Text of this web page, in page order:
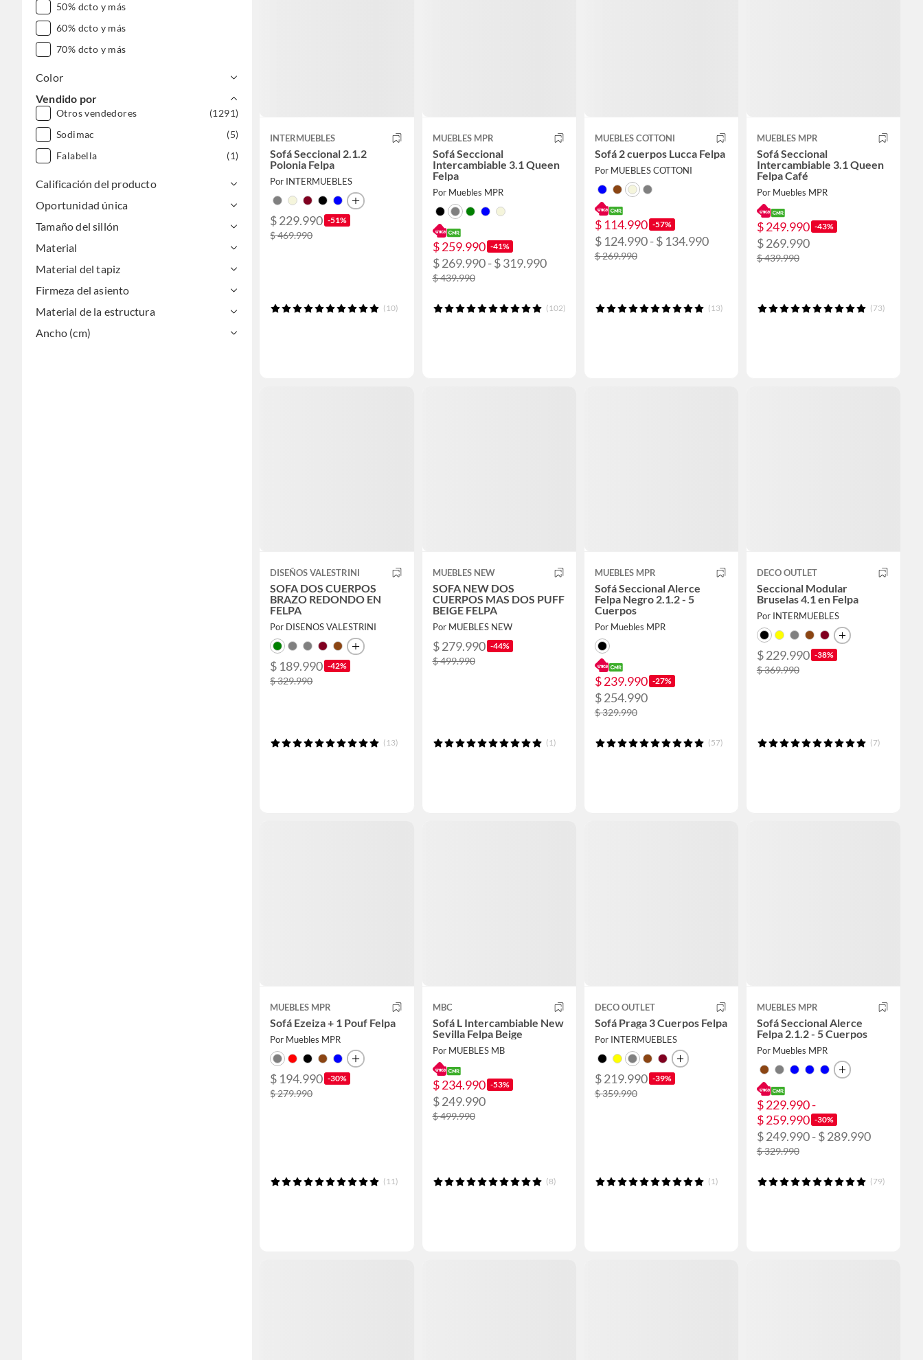
50% dcto y más
60% dcto y más
70% dcto y más
Color
Vendido por
Otros vendedores
(1291)
Sodimac
(5)
Falabella
(1)
Calificación del producto
Oportunidad única
Tamaño del sillón
Material
Material del tapiz
Firmeza del asiento
Material de la estructura
Ancho (cm)
INTERMUEBLES
Sofá Seccional 2.1.2
Polonia Felpa
Por INTERMUEBLES
$ 229.990 -51%
$ 469.990
(10)
MUEBLES MPR
Sofá Seccional
Intercambiable 3.1 Queen
Felpa
Por Muebles MPR
$ 259.990 -41%
$ 269.990 - $ 319.990
$ 439.990
(102)
MUEBLES COTTONI
Sofá 2 cuerpos Lucca Felpa
Por MUEBLES COTTONI
$ 114.990 -57%
$ 124.990 - $ 134.990
$ 269.990
(13)
MUEBLES MPR
Sofá Seccional
Intercambiable 3.1 Queen
Felpa Café
Por Muebles MPR
$ 249.990 -43%
$ 269.990
$ 439.990
(73)
DISEÑOS VALESTRINI
SOFA DOS CUERPOS
BRAZO REDONDO EN
FELPA
Por DISENOS VALESTRINI
$ 189.990 -42%
$ 329.990
(13)
MUEBLES NEW
SOFA NEW DOS
CUERPOS MAS DOS PUFF
BEIGE FELPA
Por MUEBLES NEW
$ 279.990 -44%
$ 499.990
(1)
MUEBLES MPR
Sofá Seccional Alerce
Felpa Negro 2.1.2 - 5
Cuerpos
Por Muebles MPR
$ 239.990 -27%
$ 254.990
$ 329.990
(57)
DECO OUTLET
Seccional Modular
Bruselas 4.1 en Felpa
Por INTERMUEBLES
$ 229.990 -38%
$ 369.990
(7)
MUEBLES MPR
Sofá Ezeiza + 1 Pouf Felpa
Por Muebles MPR
$ 194.990 -30%
$ 279.990
(11)
MBC
Sofá L Intercambiable New
Sevilla Felpa Beige
Por MUEBLES MB
$ 234.990 -53%
$ 249.990
$ 499.990
(8)
DECO OUTLET
Sofá Praga 3 Cuerpos Felpa
Por INTERMUEBLES
$ 219.990 -39%
$ 359.990
(1)
MUEBLES MPR
Sofá Seccional Alerce
Felpa 2.1.2 - 5 Cuerpos
Por Muebles MPR
$ 229.990 -
$ 259.990 -30%
$ 249.990 - $ 289.990
$ 329.990
(79)